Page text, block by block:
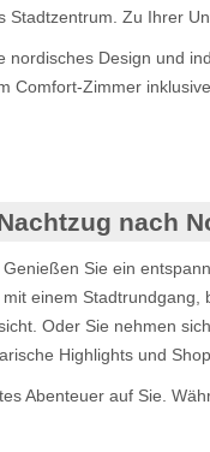
Stadtzentrum. Zu Ihrer
nordisches Design und
Comfort-Zimmer
nach
Sie ein
einem
Oder Sie nehmen
Highlights und
Abenteuer auf Sie.